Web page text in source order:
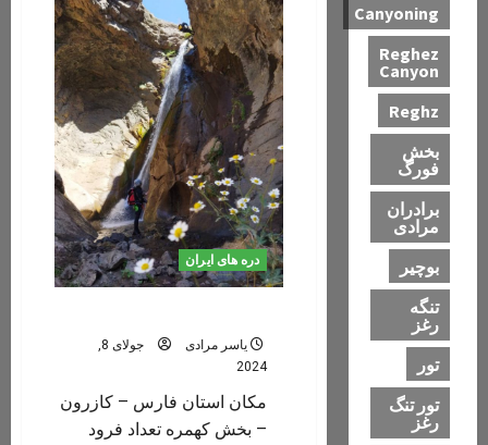
دره های ایران
یاسر مرادی
جولای 8,
2024
مکان استان فارس – کازرون
– بخش کهمره تعداد فرود
Canyoning
Reghez
Canyon
Reghz
بخش
فورگ
برادران
مرادی
بوچیر
تنگه
رغز
تور
تور تنگ
رغز